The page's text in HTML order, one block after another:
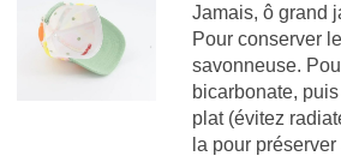
Jamais, ô grand
Pour conserver
savonneuse.
bicarbonate,
plat (évitez
la pour préserver